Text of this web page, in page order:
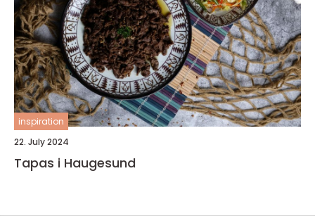
inspiration
22. July 2024
Tapas i Haugesund